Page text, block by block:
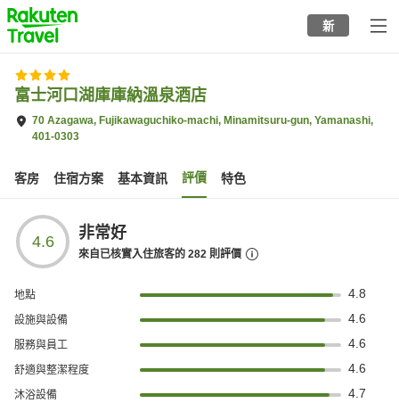
to
top
page
新
富士河口湖庫庫納溫泉酒店
70 Azagawa, Fujikawaguchiko-machi, Minamitsuru-gun, Yamanashi,
401-0303
客房 住宿方案 基本資訊 評價 特色
4.6 非常好
來自已核實入住旅客的 282 則評價
地點 4.8
設施與設備 4.6
服務與員工 4.6
舒適與整潔程度 4.6
沐浴設備 4.7